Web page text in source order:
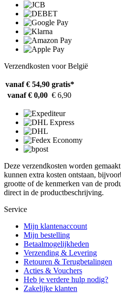
Verzendkosten voor België
vanaf € 54,90 gratis*
vanaf € 0,00 € 6,90
Deze verzendkosten worden
kunnen extra kosten ontstaan,
grootte of de kenmerken van de
direct in de productbeschrijving.
Service
Mijn klantenaccount
Mijn bestelling
Betaalmogelijkheden
Verzending & Levering
Retouren & Terugbetalingen
Acties & Vouchers
Heb je verdere hulp nodig?
Zakelijke klanten